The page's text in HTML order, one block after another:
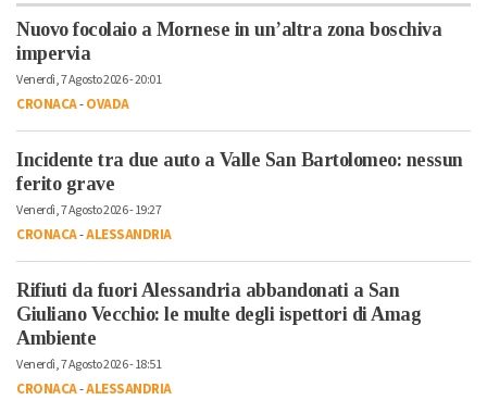
Nuovo focolaio a Mornese in un’altra zona boschiva
impervia
Venerdì, 7 Agosto 2026 - 20:01
CRONACA-OVADA
Incidente tra due auto a Valle San Bartolomeo: nessun
ferito grave
Venerdì, 7 Agosto 2026 - 19:27
CRONACA-ALESSANDRIA
Rifiuti da fuori Alessandria abbandonati a San
Giuliano Vecchio: le multe degli ispettori di Amag
Ambiente
Venerdì, 7 Agosto 2026 - 18:51
CRONACA-ALESSANDRIA